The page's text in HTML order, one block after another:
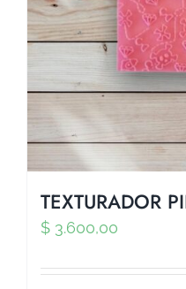
TEXTURADOR
$ 3.600,00